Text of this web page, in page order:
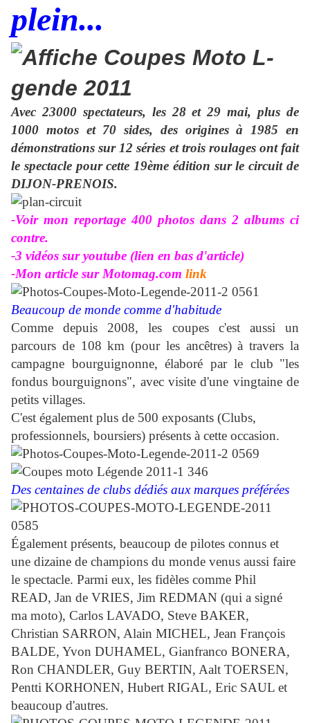
plein...
Avec 23000 spectateurs, les 28 et 29 mai, plus de
1000 motos et 70 sides, des origines à 1985 en
démonstrations sur 12 séries et trois roulages ont fait
le spectacle pour cette 19ème édition sur le circuit de
DIJON-PRENOIS.
-Voir mon reportage 400 photos dans 2 albums ci
contre.
-3 vidéos sur youtube (lien en bas d'article)
-Mon article sur Motomag.com link
Beaucoup de monde comme d'habitude
Comme depuis 2008, les coupes c'est aussi un
parcours de 108 km (pour les ancêtres) à travers la
campagne bourguignonne, élaboré par le club "les
fondus bourguignons", avec visite d'une vingtaine de
petits villages.
C'est également plus de 500 exposants (Clubs,
professionnels, boursiers) présents à cette occasion.
Des centaines de clubs dédiés aux marques préférées
Également présents, beaucoup de pilotes connus et
une dizaine de champions du monde venus aussi faire
le spectacle. Parmi eux, les fidèles comme Phil
READ, Jan de VRIES, Jim REDMAN (qui a signé
ma moto), Carlos LAVADO, Steve BAKER,
Christian SARRON, Alain MICHEL, Jean François
BALDE, Yvon DUHAMEL, Gianfranco BONERA,
Ron CHANDLER, Guy BERTIN, Aalt TOERSEN,
Pentti KORHONEN, Hubert RIGAL, Eric SAUL et
beaucoup d'autres.